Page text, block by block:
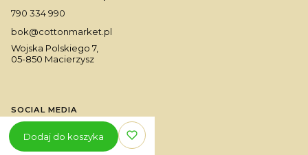
790 334 990
bok@cottonmarket.pl
Wojska Polskiego 7,
05-850 Macierzysz
SOCIAL MEDIA
Dodaj do koszyka